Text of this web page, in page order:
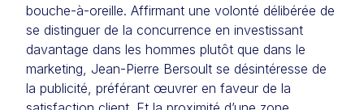
bouche-à-oreille. Affirmant une volonté délibérée de
se distinguer de la concurrence en investissant
davantage dans les hommes plutôt que dans le
marketing, Jean-Pierre Bersoult se désintéresse de
la publicité, préférant œuvrer en faveur de la